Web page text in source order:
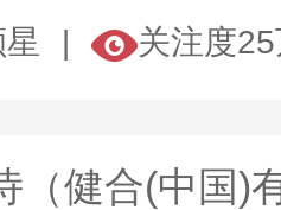
关注度
（健合(中国)